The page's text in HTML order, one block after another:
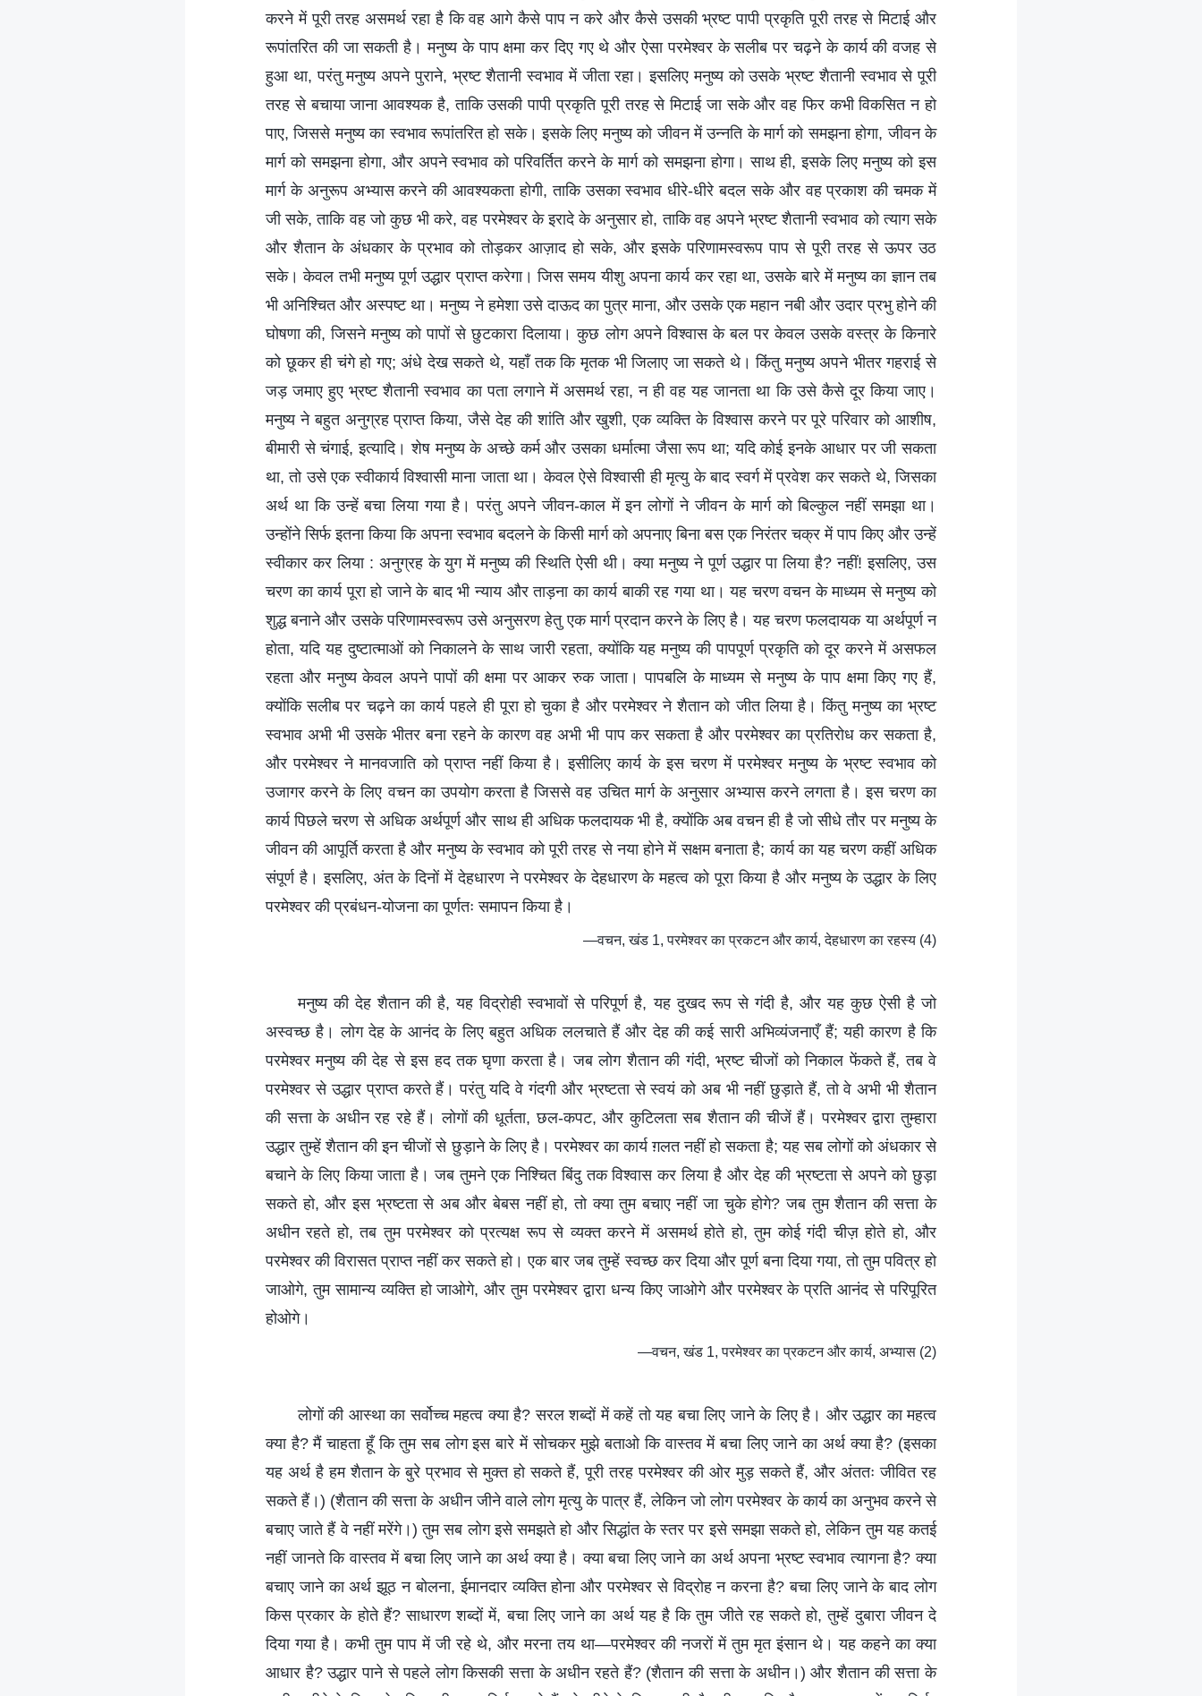
करने में पूरी तरह असमर्थ रहा है कि वह आगे कैसे पाप न करे और कैसे उसकी भ्रष्ट पापी प्रकृति पूरी तरह से मिटाई और
रूपांतरित की जा सकती है। मनुष्य के पाप क्षमा कर दिए गए थे और ऐसा परमेश्वर के सलीब पर चढ़ने के कार्य की वजह से
हुआ था, परंतु मनुष्य अपने पुराने, भ्रष्ट शैतानी स्वभाव में जीता रहा। इसलिए मनुष्य को उसके भ्रष्ट शैतानी स्वभाव से पूरी
तरह से बचाया जाना आवश्यक है, ताकि उसकी पापी प्रकृति पूरी तरह से मिटाई जा सके और वह फिर कभी विकसित न हो
पाए, जिससे मनुष्य का स्वभाव रूपांतरित हो सके। इसके लिए मनुष्य को जीवन में उन्नति के मार्ग को समझना होगा, जीवन के
मार्ग को समझना होगा, और अपने स्वभाव को परिवर्तित करने के मार्ग को समझना होगा। साथ ही, इसके लिए मनुष्य को इस
मार्ग के अनुरूप अभ्यास करने की आवश्यकता होगी, ताकि उसका स्वभाव धीरे-धीरे बदल सके और वह प्रकाश की चमक में
जी सके, ताकि वह जो कुछ भी करे, वह परमेश्वर के इरादे के अनुसार हो, ताकि वह अपने भ्रष्ट शैतानी स्वभाव को त्याग सके
और शैतान के अंधकार के प्रभाव को तोड़कर आज़ाद हो सके, और इसके परिणामस्वरूप पाप से पूरी तरह से ऊपर उठ
सके। केवल तभी मनुष्य पूर्ण उद्धार प्राप्त करेगा। जिस समय यीशु अपना कार्य कर रहा था, उसके बारे में मनुष्य का ज्ञान तब
भी अनिश्चित और अस्पष्ट था। मनुष्य ने हमेशा उसे दाऊद का पुत्र माना, और उसके एक महान नबी और उदार प्रभु होने की
घोषणा की, जिसने मनुष्य को पापों से छुटकारा दिलाया। कुछ लोग अपने विश्वास के बल पर केवल उसके वस्त्र के किनारे
को छूकर ही चंगे हो गए; अंधे देख सकते थे, यहाँ तक कि मृतक भी जिलाए जा सकते थे। किंतु मनुष्य अपने भीतर गहराई से
जड़ जमाए हुए भ्रष्ट शैतानी स्वभाव का पता लगाने में असमर्थ रहा, न ही वह यह जानता था कि उसे कैसे दूर किया जाए।
मनुष्य ने बहुत अनुग्रह प्राप्त किया, जैसे देह की शांति और खुशी, एक व्यक्ति के विश्वास करने पर पूरे परिवार को आशीष,
बीमारी से चंगाई, इत्यादि। शेष मनुष्य के अच्छे कर्म और उसका धर्मात्मा जैसा रूप था; यदि कोई इनके आधार पर जी सकता
था, तो उसे एक स्वीकार्य विश्वासी माना जाता था। केवल ऐसे विश्वासी ही मृत्यु के बाद स्वर्ग में प्रवेश कर सकते थे, जिसका
अर्थ था कि उन्हें बचा लिया गया है। परंतु अपने जीवन-काल में इन लोगों ने जीवन के मार्ग को बिल्कुल नहीं समझा था।
उन्होंने सिर्फ इतना किया कि अपना स्वभाव बदलने के किसी मार्ग को अपनाए बिना बस एक निरंतर चक्र में पाप किए और उन्हें
स्वीकार कर लिया : अनुग्रह के युग में मनुष्य की स्थिति ऐसी थी। क्या मनुष्य ने पूर्ण उद्धार पा लिया है? नहीं! इसलिए, उस
चरण का कार्य पूरा हो जाने के बाद भी न्याय और ताड़ना का कार्य बाकी रह गया था। यह चरण वचन के माध्यम से मनुष्य को
शुद्ध बनाने और उसके परिणामस्वरूप उसे अनुसरण हेतु एक मार्ग प्रदान करने के लिए है। यह चरण फलदायक या अर्थपूर्ण न
होता, यदि यह दुष्टात्माओं को निकालने के साथ जारी रहता, क्योंकि यह मनुष्य की पापपूर्ण प्रकृति को दूर करने में असफल
रहता और मनुष्य केवल अपने पापों की क्षमा पर आकर रुक जाता। पापबलि के माध्यम से मनुष्य के पाप क्षमा किए गए हैं,
क्योंकि सलीब पर चढ़ने का कार्य पहले ही पूरा हो चुका है और परमेश्वर ने शैतान को जीत लिया है। किंतु मनुष्य का भ्रष्ट
स्वभाव अभी भी उसके भीतर बना रहने के कारण वह अभी भी पाप कर सकता है और परमेश्वर का प्रतिरोध कर सकता है,
और परमेश्वर ने मानवजाति को प्राप्त नहीं किया है। इसीलिए कार्य के इस चरण में परमेश्वर मनुष्य के भ्रष्ट स्वभाव को
उजागर करने के लिए वचन का उपयोग करता है जिससे वह उचित मार्ग के अनुसार अभ्यास करने लगता है। इस चरण का
कार्य पिछले चरण से अधिक अर्थपूर्ण और साथ ही अधिक फलदायक भी है, क्योंकि अब वचन ही है जो सीधे तौर पर मनुष्य के
जीवन की आपूर्ति करता है और मनुष्य के स्वभाव को पूरी तरह से नया होने में सक्षम बनाता है; कार्य का यह चरण कहीं अधिक
संपूर्ण है। इसलिए, अंत के दिनों में देहधारण ने परमेश्वर के देहधारण के महत्व को पूरा किया है और मनुष्य के उद्धार के लिए
परमेश्वर की प्रबंधन-योजना का पूर्णतः समापन किया है।
—वचन, खंड 1, परमेश्वर का प्रकटन और कार्य, देहधारण का रहस्य (4)
मनुष्य की देह शैतान की है, यह विद्रोही स्वभावों से परिपूर्ण है, यह दुखद रूप से गंदी है, और यह कुछ ऐसी है जो
अस्वच्छ है। लोग देह के आनंद के लिए बहुत अधिक ललचाते हैं और देह की कई सारी अभिव्यंजनाएँ हैं; यही कारण है कि
परमेश्वर मनुष्य की देह से इस हद तक घृणा करता है। जब लोग शैतान की गंदी, भ्रष्ट चीजों को निकाल फेंकते हैं, तब वे
परमेश्वर से उद्धार प्राप्त करते हैं। परंतु यदि वे गंदगी और भ्रष्टता से स्वयं को अब भी नहीं छुड़ाते हैं, तो वे अभी भी शैतान
की सत्ता के अधीन रह रहे हैं। लोगों की धूर्तता, छल-कपट, और कुटिलता सब शैतान की चीजें हैं। परमेश्वर द्वारा तुम्हारा
उद्धार तुम्हें शैतान की इन चीजों से छुड़ाने के लिए है। परमेश्वर का कार्य ग़लत नहीं हो सकता है; यह सब लोगों को अंधकार से
बचाने के लिए किया जाता है। जब तुमने एक निश्चित बिंदु तक विश्वास कर लिया है और देह की भ्रष्टता से अपने को छुड़ा
सकते हो, और इस भ्रष्टता से अब और बेबस नहीं हो, तो क्या तुम बचाए नहीं जा चुके होगे? जब तुम शैतान की सत्ता के
अधीन रहते हो, तब तुम परमेश्वर को प्रत्यक्ष रूप से व्यक्त करने में असमर्थ होते हो, तुम कोई गंदी चीज़ होते हो, और
परमेश्वर की विरासत प्राप्त नहीं कर सकते हो। एक बार जब तुम्हें स्वच्छ कर दिया और पूर्ण बना दिया गया, तो तुम पवित्र हो
जाओगे, तुम सामान्य व्यक्ति हो जाओगे, और तुम परमेश्वर द्वारा धन्य किए जाओगे और परमेश्वर के प्रति आनंद से परिपूरित
होओगे।
—वचन, खंड 1, परमेश्वर का प्रकटन और कार्य, अभ्यास (2)
लोगों की आस्था का सर्वोच्च महत्व क्या है? सरल शब्दों में कहें तो यह बचा लिए जाने के लिए है। और उद्धार का महत्व
क्या है? मैं चाहता हूँ कि तुम सब लोग इस बारे में सोचकर मुझे बताओ कि वास्तव में बचा लिए जाने का अर्थ क्या है? (इसका
यह अर्थ है हम शैतान के बुरे प्रभाव से मुक्त हो सकते हैं, पूरी तरह परमेश्वर की ओर मुड़ सकते हैं, और अंततः जीवित रह
सकते हैं।) (शैतान की सत्ता के अधीन जीने वाले लोग मृत्यु के पात्र हैं, लेकिन जो लोग परमेश्वर के कार्य का अनुभव करने से
बचाए जाते हैं वे नहीं मरेंगे।) तुम सब लोग इसे समझते हो और सिद्धांत के स्तर पर इसे समझा सकते हो, लेकिन तुम यह कतई
नहीं जानते कि वास्तव में बचा लिए जाने का अर्थ क्या है। क्या बचा लिए जाने का अर्थ अपना भ्रष्ट स्वभाव त्यागना है? क्या
बचाए जाने का अर्थ झूठ न बोलना, ईमानदार व्यक्ति होना और परमेश्वर से विद्रोह न करना है? बचा लिए जाने के बाद लोग
किस प्रकार के होते हैं? साधारण शब्दों में, बचा लिए जाने का अर्थ यह है कि तुम जीते रह सकते हो, तुम्हें दुबारा जीवन दे
दिया गया है। कभी तुम पाप में जी रहे थे, और मरना तय था—परमेश्वर की नजरों में तुम मृत इंसान थे। यह कहने का क्या
आधार है? उद्धार पाने से पहले लोग किसकी सत्ता के अधीन रहते हैं? (शैतान की सत्ता के अधीन।) और शैतान की सत्ता के